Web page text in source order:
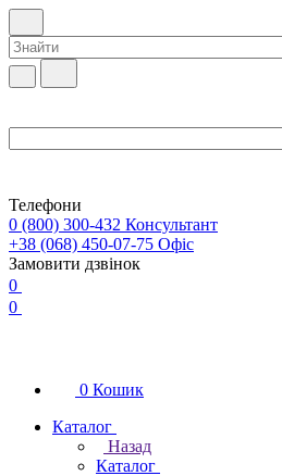
Телефони
0 (800) 300-432 Консультант
+38 (068) 450-07-75 Офіс
Замовити дзвінок
0
0
0 Кошик
Каталог
Назад
Каталог